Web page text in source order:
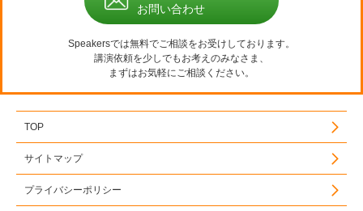
お問い合わせ
Speakersでは無料でご相談をお受けしております。
講演依頼を少しでもお考えのみなさま、
まずはお気軽にご相談ください。
TOP
サイトマップ
プライバシーポリシー